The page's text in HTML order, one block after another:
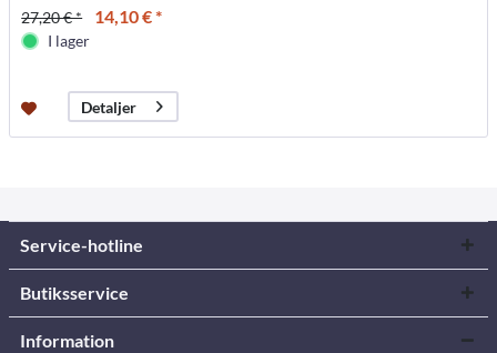
27,20 € * 14,10 € *
I lager
Detaljer
Service-hotline
Butiksservice
Information